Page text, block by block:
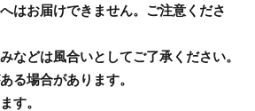
はお届けできません。ご注意くださ
などは風合いとしてご了承ください。
る場合があります。
す。